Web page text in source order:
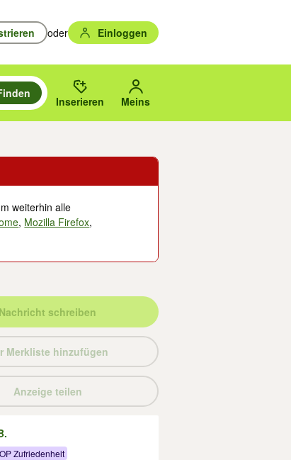
oder Einloggen
und mit Eingabetaste auswählen.
suchen, oder Vorschläge mit den Pfeiltasten nach oben/
Orts oder PLZ.
Inserieren Meins
weiterhin alle
, Mozilla Firefox,
Nachricht schreiben
Merkliste hinzufügen
Anzeige teilen
Zufriedenheit